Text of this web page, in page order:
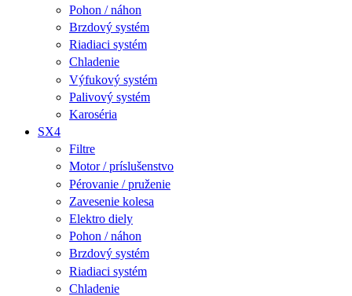
Pohon / náhon
Brzdový systém
Riadiaci systém
Chladenie
Výfukový systém
Palivový systém
Karoséria
SX4
Filtre
Motor / príslušenstvo
Pérovanie / pruženie
Zavesenie kolesa
Elektro diely
Pohon / náhon
Brzdový systém
Riadiaci systém
Chladenie